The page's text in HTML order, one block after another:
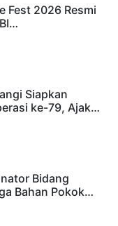
Fest 2026 Resmi
Siapkan
ke-79, Ajak…
Bidang
Bahan Pokok…